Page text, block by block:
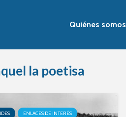
Quiénes somos
la poetisa
ENLACES DE INTERÉS